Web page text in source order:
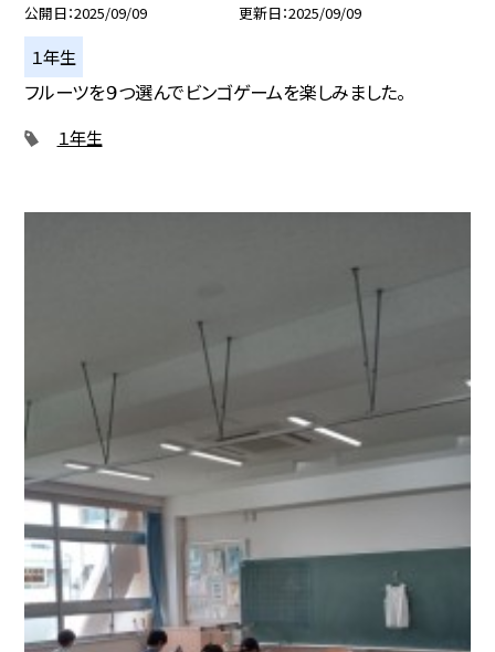
公開日 2025/09/09 更新日 2025/09/09
１年生
フルーツを９つ選んでビンゴゲームを楽しみました。
１年生